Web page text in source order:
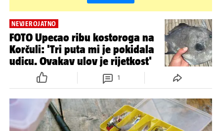
NEVJEROJATNO
FOTO Upecao ribu kostoroga na
Korčuli: 'Tri puta mi je pokidala
udicu. Ovakav ulov je rijetkost'
1